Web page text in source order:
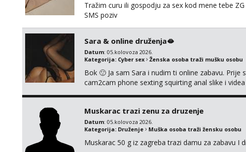
Tražim curu ili gospodju za sex kod mene tebe
SMS poziv
Sara & online druženja🫦
Datum: 05.kolovoza 2026.
Kategorija: Cyber sex Ženska osoba traži mušku osobu
Bok 🙂 Ja sam Sara i nudim ti online zabavu. Prije
cam2cam phone sexting squirting anal slike i
Muskarac trazi zenu za druzenje
Datum: 05.kolovoza 2026.
Kategorija: Druženje Muška osoba traži žensku osobu
Muskarac 50 g iz zagreba trazi damu za zabavu I